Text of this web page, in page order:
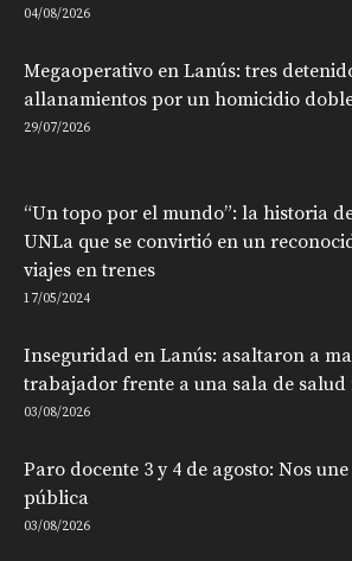
04/08/2026
Megaoperativo en Lanús: tres
allanamientos por un homicidio
29/07/2026
“Un topo por el mundo”: la historia
UNLa que se convirtió en un
viajes en trenes
17/05/2024
Inseguridad en Lanús: asaltaron a
trabajador frente a una sala de
03/08/2026
Paro docente 3 y 4 de agosto: Nos
pública
03/08/2026